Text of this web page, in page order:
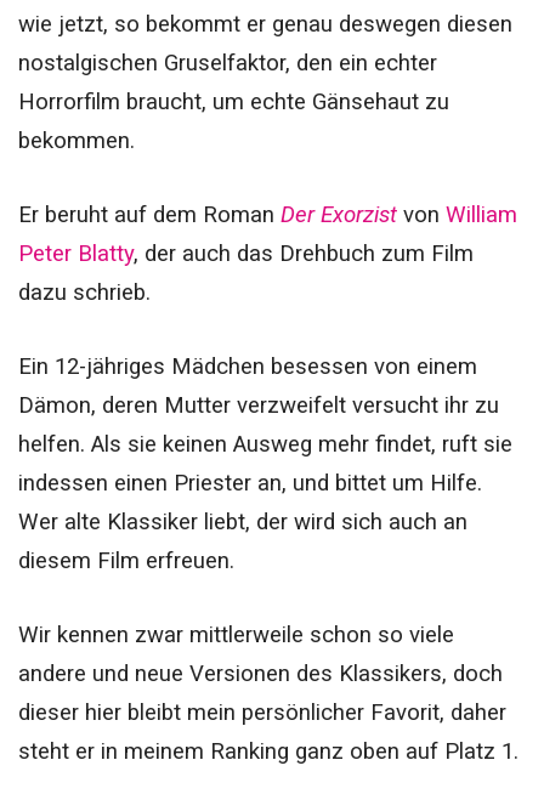
wie jetzt, so bekommt er genau deswegen diesen
nostalgischen Gruselfaktor, den ein echter
Horrorfilm braucht, um echte Gänsehaut zu
bekommen.
Er beruht auf dem Roman Der Exorzist von William
Peter Blatty, der auch das Drehbuch zum Film
dazu schrieb.
Ein 12-jähriges Mädchen besessen von einem
Dämon, deren Mutter verzweifelt versucht ihr zu
helfen. Als sie keinen Ausweg mehr findet, ruft sie
indessen einen Priester an, und bittet um Hilfe.
Wer alte Klassiker liebt, der wird sich auch an
diesem Film erfreuen.
Wir kennen zwar mittlerweile schon so viele
andere und neue Versionen des Klassikers, doch
dieser hier bleibt mein persönlicher Favorit, daher
steht er in meinem Ranking ganz oben auf Platz 1.